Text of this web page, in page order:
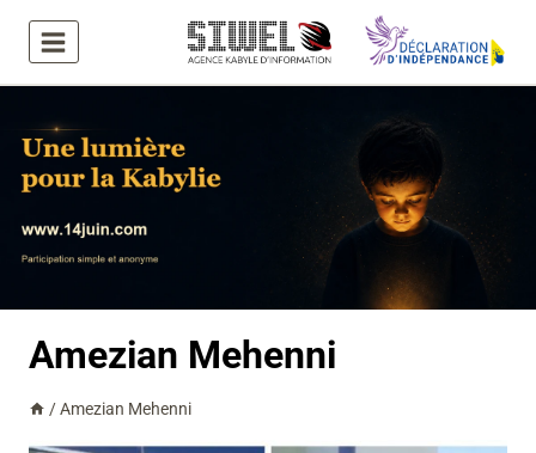
contenu
Amezian Mehenni
/ Amezian Mehenni